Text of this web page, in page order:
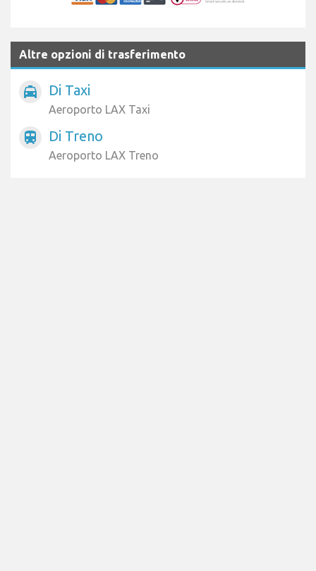
Altre opzioni di trasferimento
local_taxi Di Taxi
Aeroporto LAX Taxi
train Di Treno
Aeroporto LAX Treno